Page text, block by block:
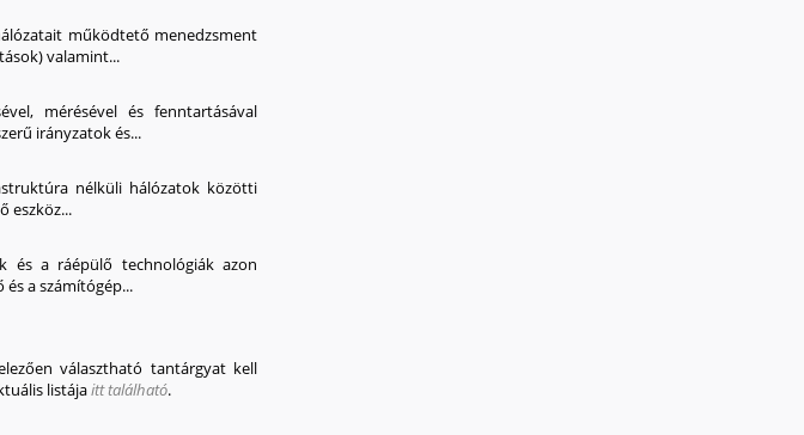
működtető menedzsment
valamint...
mérésével és fenntartásával
irányzatok és...
nélküli hálózatok közötti
eszköz...
és a ráépülő technológiák azon
a számítógép...
választható tantárgyat kell
listájaitt található.